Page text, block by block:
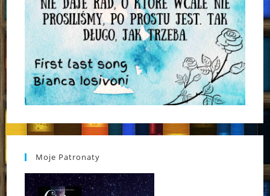
Moje Patronaty